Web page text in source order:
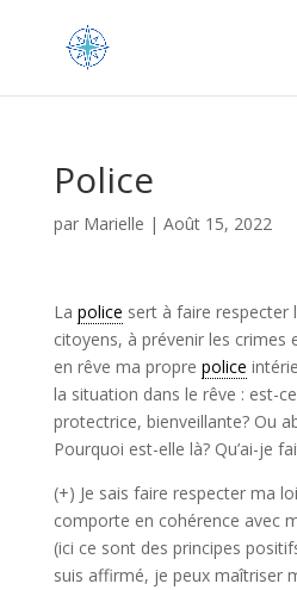
Police
par Marielle | Août 15, 2022
La police sert à faire respecter
citoyens, à prévenir les crimes
en rêve ma propre police
la situation dans le rêve : est-
protectrice, bienveillante? Ou
Pourquoi est-elle là? Qu’ai-je
(+) Je sais faire respecter ma
comporte en cohérence avec
(ici ce sont des principes
suis affirmé, je peux maîtriser